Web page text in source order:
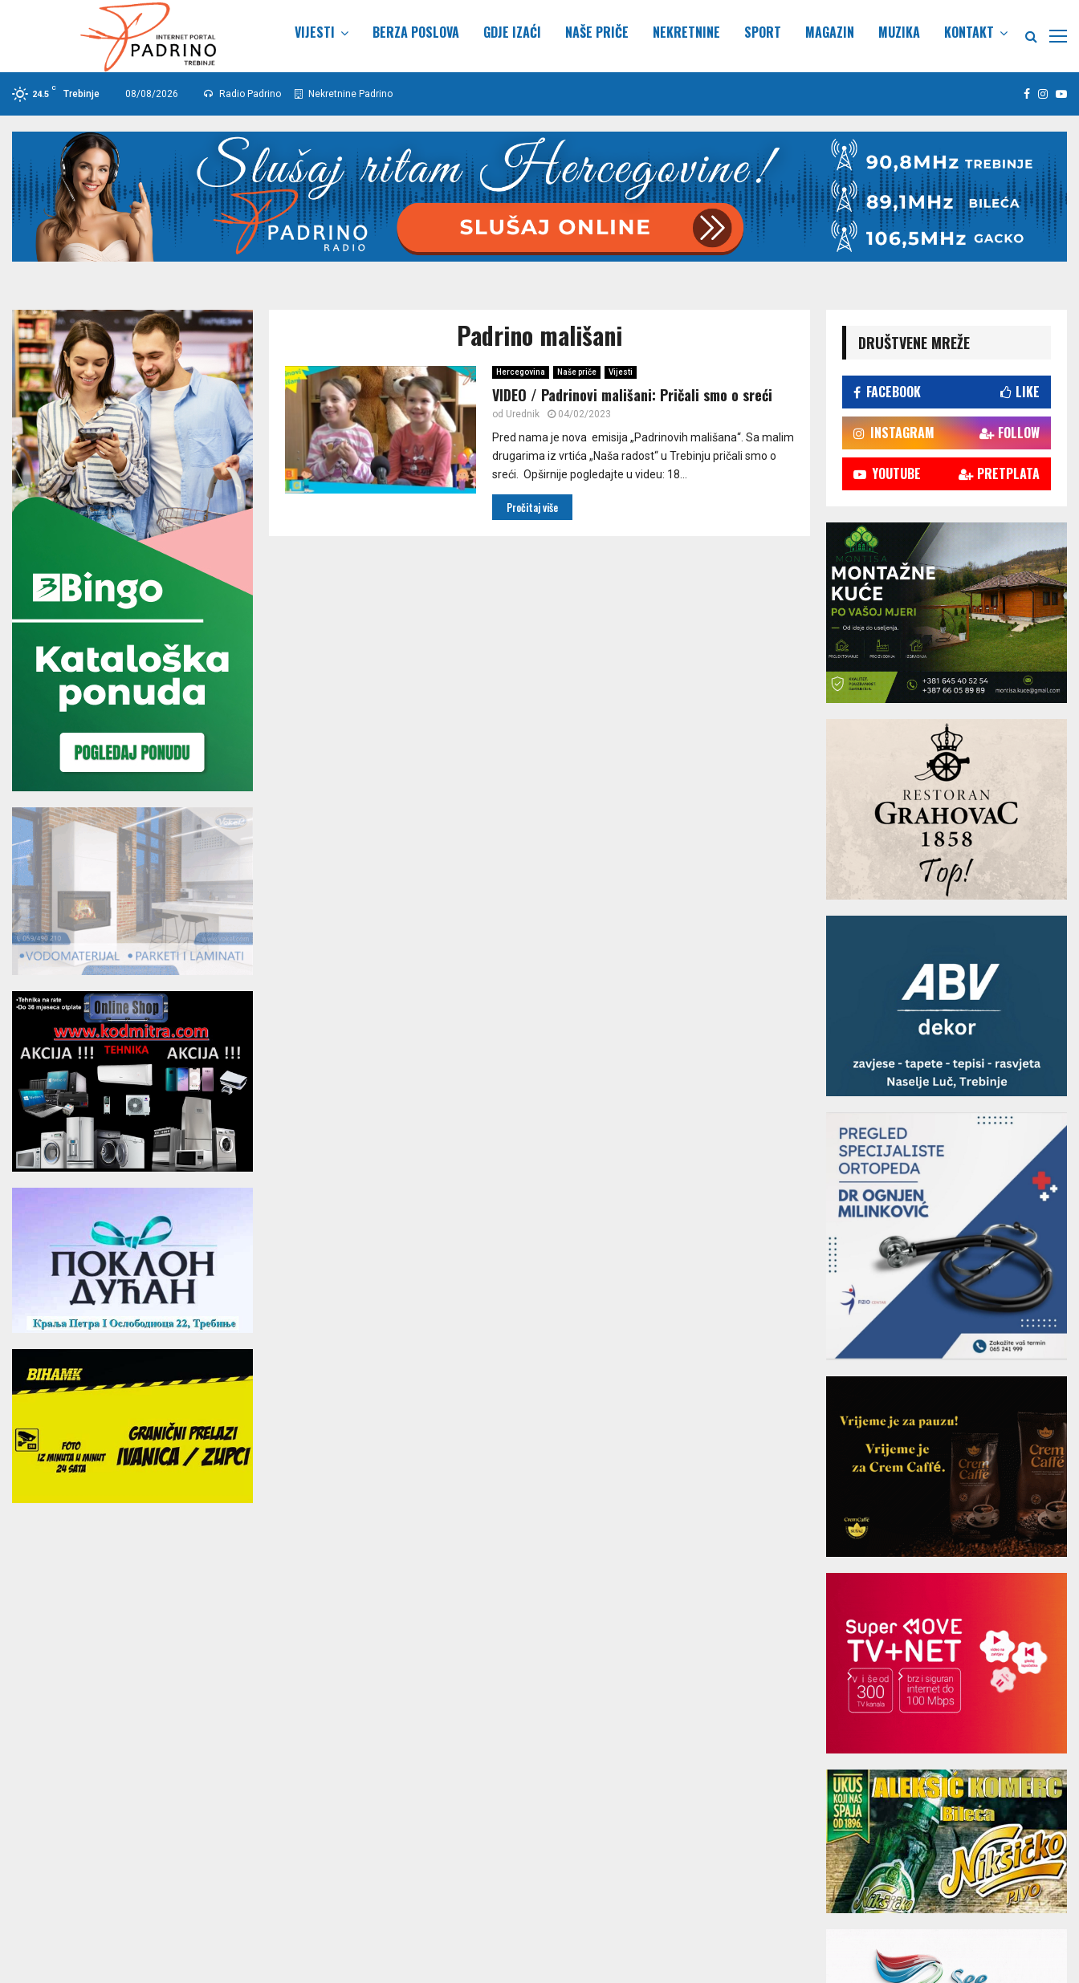
VIJESTI BERZA POSLOVA GDJE IZAĆI NAŠE PRIČE NEKRETNINE SPORT MAGAZIN MUZIKA KONTAKT
24.5
C
Trebinje 08/08/2026 Radio Padrino Nekretnine Padrino Facebook
Padrino mališani
Hercegovina Naše priče Vijesti
VIDEO / Padrinovi mališani: Pričali smo o sreći
od Urednik 04/02/2023
Pred nama je nova emisija „Padrinovih mališana“. Sa malim
drugarima iz vrtića „Naša radost“ u Trebinju pričali smo o
sreći. Opširnije pogledajte u videu: 18...
Pročitaj više
DRUŠTVENE MREŽE
FACEBOOK LIKE
INSTAGRAM FOLLOW
YOUTUBE PRETPLATA